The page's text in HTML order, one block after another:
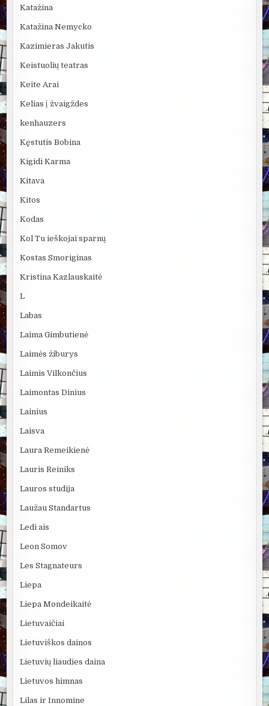
Katažina
Katažina Nemycko
Kazimieras Jakutis
Keistuolių teatras
Keite Arai
Kelias į žvaigždes
kenhauzers
Kęstutis Bobina
Kigidi Karma
Kitava
Kitos
Kodas
Kol Tu ieškojai sparnų
Kostas Smoriginas
Kristina Kazlauskaitė
L
Labas
Laima Gimbutienė
Laimės žiburys
Laimis Vilkončius
Laimontas Dinius
Lainius
Laisva
Laura Remeikienė
Lauris Reiniks
Lauros studija
Laužau Standartus
Ledi ais
Leon Somov
Les Stagnateurs
Liepa
Liepa Mondeikaitė
Lietuvaičiai
Lietuviškos dainos
Lietuvių liaudies daina
Lietuvos himnas
Lilas ir Innomine